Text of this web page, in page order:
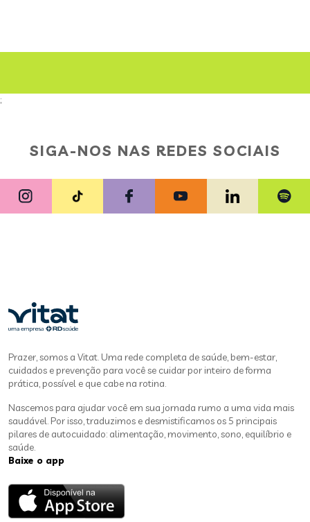
;
SIGA-NOS NAS REDES SOCIAIS
Prazer, somos a Vitat. Uma rede completa de saúde, bem-estar,
cuidados e prevenção para você se cuidar por inteiro de forma
prática, possível e que cabe na rotina.
Nascemos para ajudar você em sua jornada rumo a uma vida mais
saudável. Por isso, traduzimos e desmistificamos os 5 principais
pilares de autocuidado: alimentação, movimento, sono, equilíbrio e
saúde.
Baixe o app